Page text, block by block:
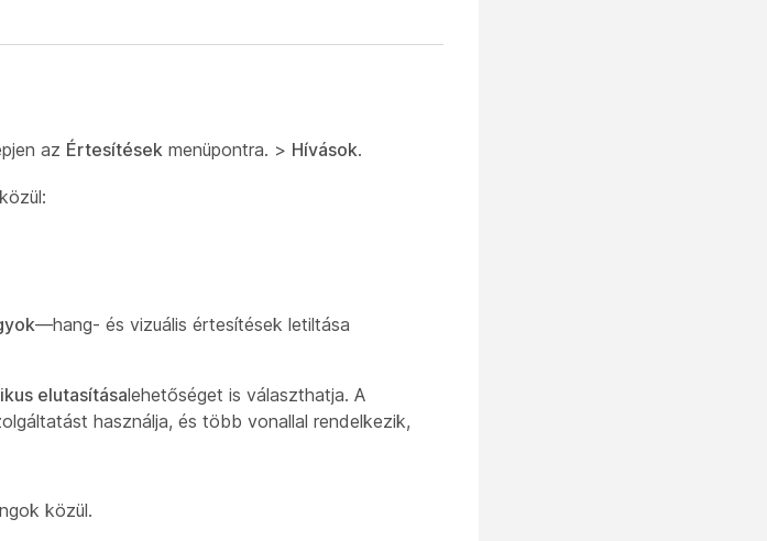
az Értesítések menüpontra. > Hívások.
—hang- és vizuális értesítések letiltása
elutasításalehetőséget is választhatja. A
használja, és több vonallal rendelkezik,
közül.